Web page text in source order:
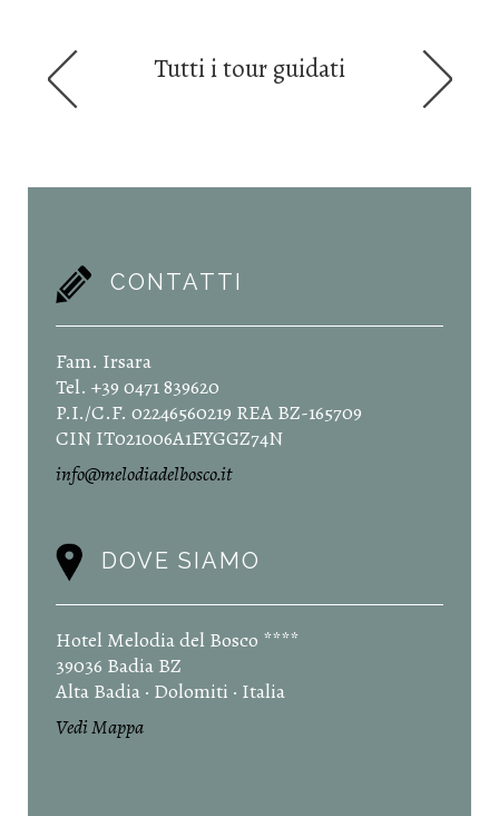
Tutti i tour guidati
CONTATTI
Fam. Irsara
Tel. +39 0471 839620
P.I./C.F. 02246560219 REA BZ-165709
CIN IT021006A1EYGGZ74N
info@melodiadelbosco.it
DOVE SIAMO
Hotel Melodia del Bosco ****
39036 Badia BZ
Alta Badia · Dolomiti · Italia
Vedi Mappa